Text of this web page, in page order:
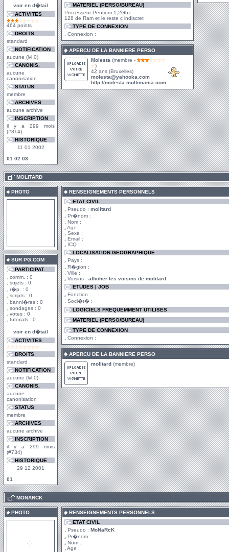
voir en d�tail
ACTIVITES
464 points
DROITS
standard
NOTIFICATION
aucune (lvl 0)
CANONIS.
aucune
canonisation
STATUS
membre
ARCHIVES
aucune archive
INSCRIPTION
il y a 299 mois
(#814)
HISTORIQUE
11 01 2002
01 02 03
MATERIEL (PERSO/BUREAU)
Processeur Pentium 1,2Ghz
128 de Ram et le reste c indiscret
TYPE DE CONNEXION
Connexion :
APERCU DE LA BANNIERE PERSO
Molesta (membre -
)
42 ans (Bruxelles)
molesta@yahooka.com
http://molesta.multimania.com
MOLITARD
PHOTO
SUR PG.COM
PARTICIPAT.
comm. : 0
sujets : 0
r�p. : 0
scripts : 0
banni�res : 0
sondages : 0
votes : 0
tutorials : 0
voir en d�tail
ACTIVITES
DROITS
standard
NOTIFICATION
aucune (lvl 0)
CANONIS.
aucune
canonisation
STATUS
membre
ARCHIVES
aucune archive
INSCRIPTION
il y a 299 mois
(#734)
HISTORIQUE
29 12 2001
01
RENSEIGNEMENTS PERSONNELS
ETAT CIVIL
Pseudo : molitard
Pr�nom :
Nom :
Age :
Sexe :
Email :
ICQ :
LOCALISATION GEOGRAPHIQUE
Pays :
R�gion :
Ville :
Voisins : afficher les voisins de molitard
ETUDES | JOB
Fonction :
Soci�t� :
LOGICIELS FREQUEMMENT UTILISES
MATERIEL (PERSO/BUREAU)
TYPE DE CONNEXION
Connexion :
APERCU DE LA BANNIERE PERSO
molitard (membre)
MONARCK
PHOTO
RENSEIGNEMENTS PERSONNELS
ETAT CIVIL
Pseudo : MoNaRcK
Pr�nom :
Nom :
Age :